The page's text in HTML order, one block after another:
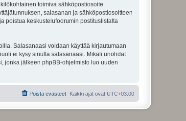
toimiva sähköpostiosoite
salasanan ja sähköpostiosoitteen
poistua keskustelufoorumin postituslistalta
Salasanaasi voidaan käyttää kirjautumaan
ei kysy sinulta salasanaasi. Mikäli unohdat
jonka jälkeen phpBB-ohjelmisto luo uuden
Kaikki ajat ovat UTC+03:00
Poista evästeet